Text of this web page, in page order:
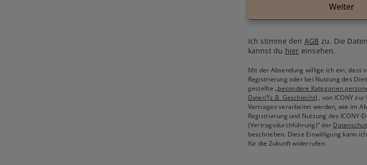
Weiter
Ich stimme den AGB zu. Die
kannst du hier einsehen.
Mit der Absendung willige ich ein, dass
Registrierung oder bei Nutzung des
gestellte„besondere Kategorien
Daten“(z.B. Geschlecht) , von ICONY
Vertrages verarbeitet werden, wie im
Registrierung und Nutzung des ICONY-
(Vertragsdurchführung)“ der
beschrieben. Diese Einwilligung kann
für die Zukunft widerrufen.